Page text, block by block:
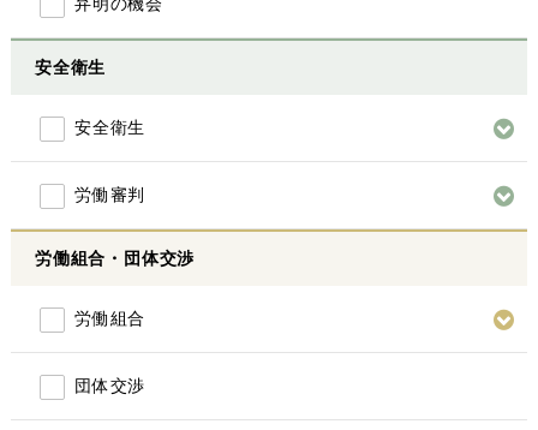
弁明の機会
安全衛生
安全衛生
労働審判
労働組合・団体交渉
労働組合
団体交渉